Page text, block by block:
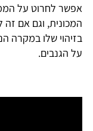
אפשר לחרוט על
המכונית, וגם אם
בזיהוי שלו במקרה
על הגנבים.